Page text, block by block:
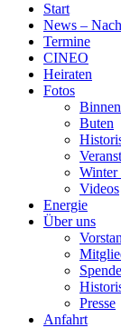
Start
News –
Termine
CINEO
Heiraten
Fotos
Binnen
Buten
Winter
Videos
Energie
Über uns
Presse
Anfahrt